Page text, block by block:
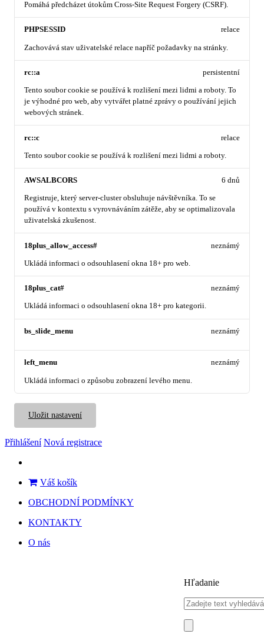
Pomáhá předcházet útokům Cross-Site Request Forgery (CSRF).
PHPSESSID
Zachovává stav uživatelské relace napříč požadavky na stránky.
relace
rc::a
Tento soubor cookie se používá k rozlišení mezi lidmi a roboty. To
je výhodné pro web, aby vytvářet platné zprávy o používání jejich
webových stránek.
persistentní
rc::c
Tento soubor cookie se používá k rozlišení mezi lidmi a roboty.
relace
AWSALBCORS
Registruje, který server-cluster obsluhuje návštěvníka. To se
používá v kontextu s vyrovnáváním zátěže, aby se optimalizovala
uživatelská zkušenost.
6 dnů
18plus_allow_access#
Ukládá informaci o odsouhlasení okna 18+ pro web.
neznámý
18plus_cat#
Ukládá informaci o odsouhlasení okna 18+ pro kategorii.
neznámý
bs_slide_menu neznámý
left_menu
Ukládá informaci o způsobu zobrazení levého menu.
neznámý
Uložit nastavení
Přihlášení Nová registrace
Váš košík
OBCHODNÍ PODMÍNKY
KONTAKTY
O nás
Hľadanie